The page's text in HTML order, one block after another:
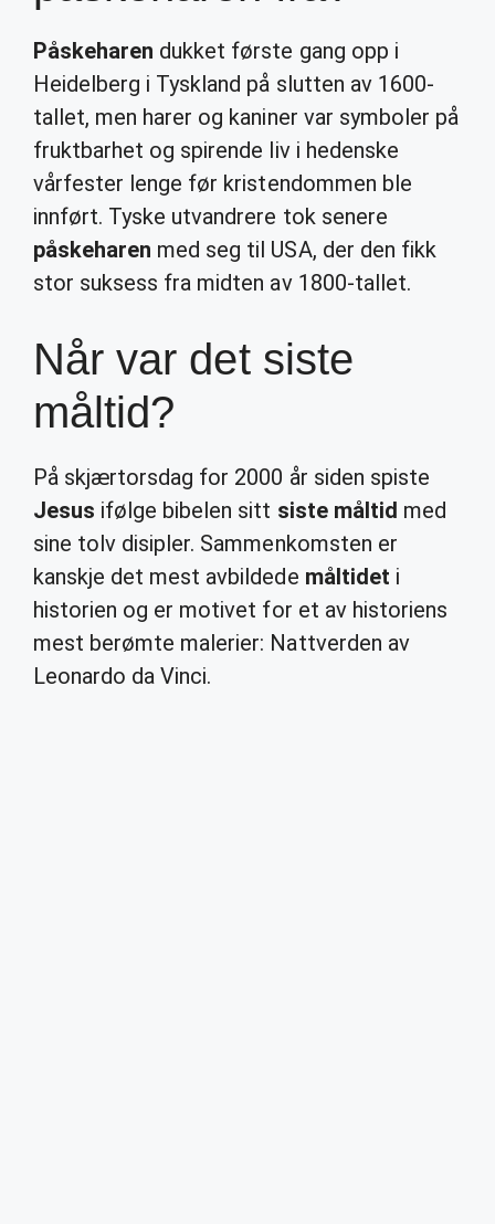
Påskeharen dukket første gang opp i
Heidelberg i Tyskland på slutten av 1600-
tallet, men harer og kaniner var symboler på
fruktbarhet og spirende liv i hedenske
vårfester lenge før kristendommen ble
innført. Tyske utvandrere tok senere
påskeharen med seg til USA, der den fikk
stor suksess fra midten av 1800-tallet.
Når var det siste
måltid?
På skjærtorsdag for 2000 år siden spiste
Jesus ifølge bibelen sitt siste måltid med
sine tolv disipler. Sammenkomsten er
kanskje det mest avbildede måltidet i
historien og er motivet for et av historiens
mest berømte malerier: Nattverden av
Leonardo da Vinci.